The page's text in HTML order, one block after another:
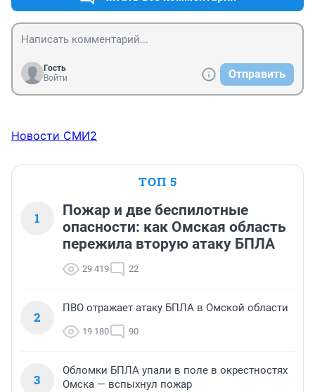
Гость
Войти
Отправить
Новости СМИ2
ТОП 5
1
Пожар и две беспилотные
опасности: как Омская область
пережила вторую атаку БПЛА
29 419 22
2
ПВО отражает атаку БПЛА в Омской области
19 180 90
3
Обломки БПЛА упали в поле в окрестностях
Омска — вспыхнул пожар